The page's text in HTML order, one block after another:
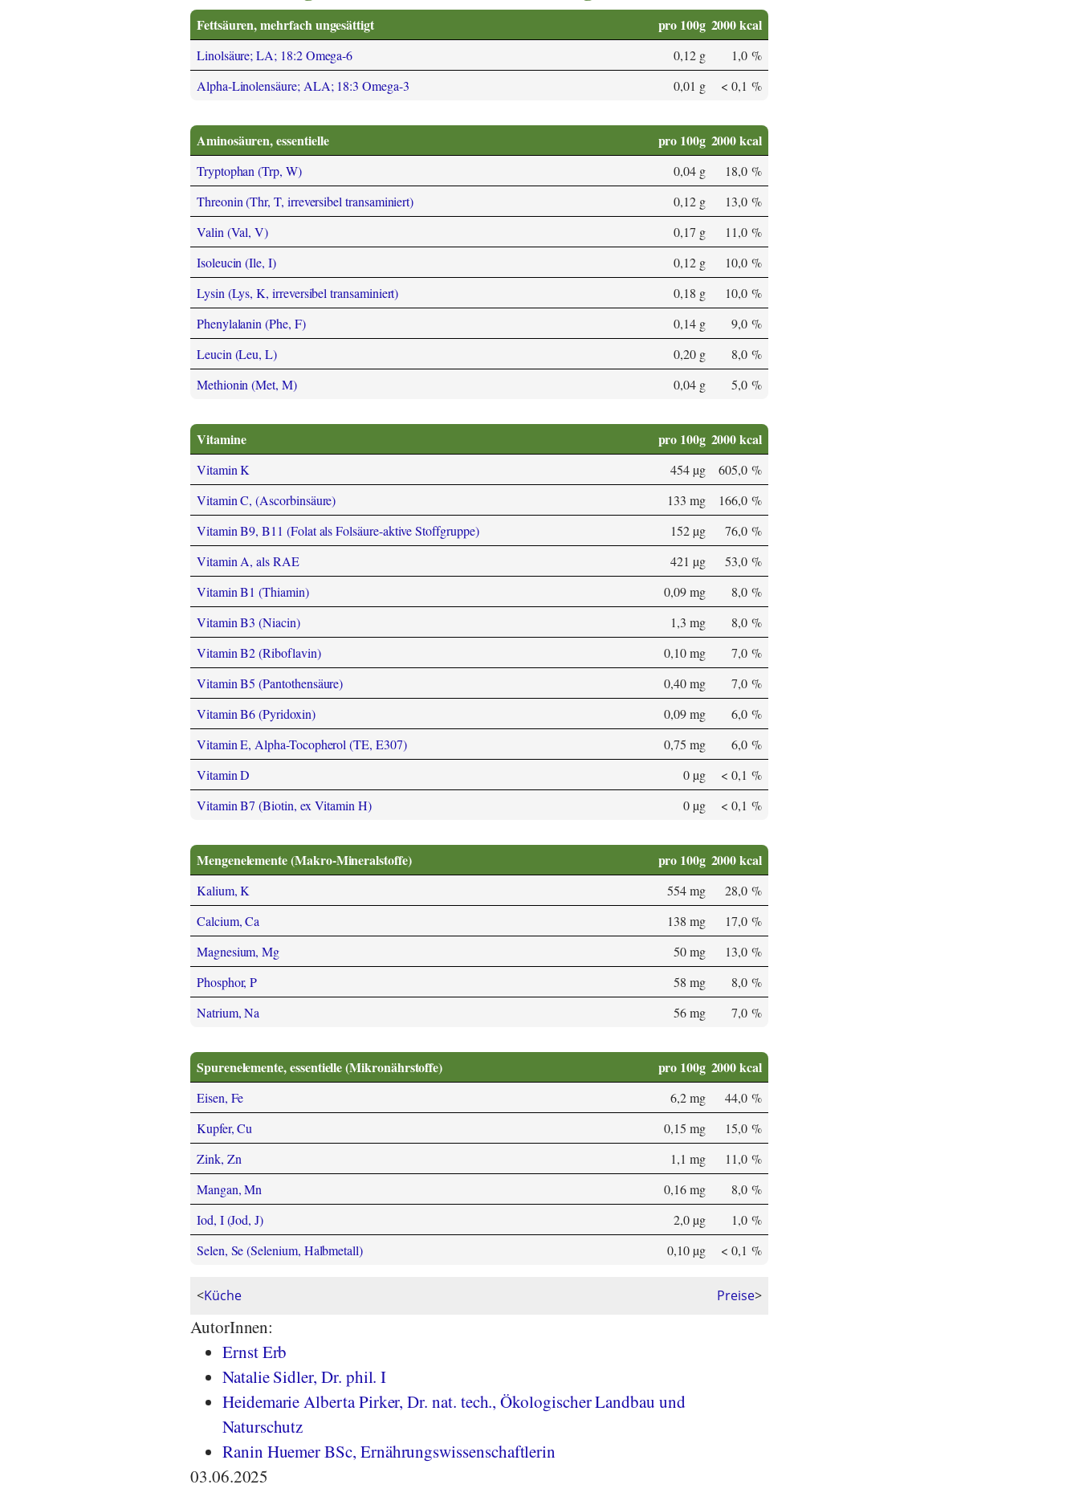
Fettsäuren, mehrfach ungesättigt pro 100g 2000 kcal
Linolsäure; LA; 18:2 Omega-6 0,12 g
1,0 %
Alpha-Linolensäure; ALA; 18:3 Omega-3
0,01 g < 0,1 %
Aminosäuren, essentielle pro 100g 2000 kcal
Tryptophan (Trp, W) 0,04 g
18,0 %
Threonin (Thr, T, irreversibel transaminiert)
0,12 g
13,0 %
Valin (Val, V)
0,17 g
11,0 %
Isoleucin (Ile, I)
0,12 g
10,0 %
Lysin (Lys, K, irreversibel transaminiert)
0,18 g
10,0 %
Phenylalanin (Phe, F)
0,14 g
9,0 %
Leucin (Leu, L)
0,20 g
8,0 %
Methionin (Met, M)
0,04 g 5,0 %
Vitamine pro 100g 2000 kcal
Vitamin K 454 µg
605,0 %
Vitamin C, (Ascorbinsäure)
133 mg
166,0 %
Vitamin B9, B11 (Folat als Folsäure-aktive Stoffgruppe)
152 µg
76,0 %
Vitamin A, als RAE
421 µg
53,0 %
Vitamin B1 (Thiamin)
0,09 mg
8,0 %
Vitamin B3 (Niacin)
1,3 mg
8,0 %
Vitamin B2 (Riboflavin)
0,10 mg
7,0 %
Vitamin B5 (Pantothensäure)
0,40 mg
7,0 %
Vitamin B6 (Pyridoxin)
0,09 mg
6,0 %
Vitamin E, Alpha-Tocopherol (TE, E307)
0,75 mg
6,0 %
Vitamin D
0 µg
< 0,1 %
Vitamin B7 (Biotin, ex Vitamin H)
0 µg < 0,1 %
Mengenelemente (Makro-Mineralstoffe) pro 100g 2000 kcal
Kalium, K 554 mg
28,0 %
Calcium, Ca
138 mg
17,0 %
Magnesium, Mg
50 mg
13,0 %
Phosphor, P
58 mg
8,0 %
Natrium, Na
56 mg 7,0 %
Spurenelemente, essentielle (Mikronährstoffe) pro 100g 2000 kcal
Eisen, Fe 6,2 mg
44,0 %
Kupfer, Cu
0,15 mg
15,0 %
Zink, Zn
1,1 mg
11,0 %
Mangan, Mn
0,16 mg
8,0 %
Iod, I (Jod, J)
2,0 µg
1,0 %
Selen, Se (Selenium, Halbmetall)
0,10 µg < 0,1 %
<Küche Preise>
AutorInnen:
Ernst Erb
Natalie Sidler, Dr. phil. I
Heidemarie Alberta Pirker, Dr. nat. tech., Ökologischer Landbau und
Naturschutz
Ranin Huemer BSc, Ernährungswissenschaftlerin
03.06.2025